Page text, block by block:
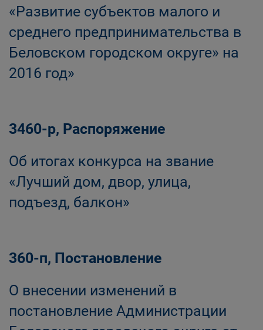
«Развитие субъектов малого и
среднего предпринимательства в
Беловском городском округе» на
2016 год»
3460-р, Распоряжение
Об итогах конкурса на звание
«Лучший дом, двор, улица,
подъезд, балкон»
360-п, Постановление
О внесении изменений в
постановление Администрации